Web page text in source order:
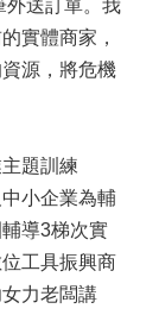
外送訂單。我
實體商家，
源，將危機
題訓練
小企業為輔
導3梯次實
工具振興商
力老闆講